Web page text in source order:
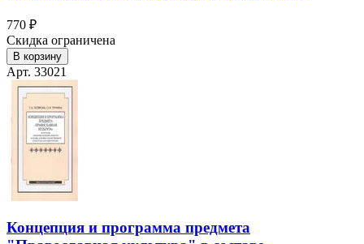
770 ₽
Скидка ограничена
В корзину
Арт. 33021
Концепция и программа предмета